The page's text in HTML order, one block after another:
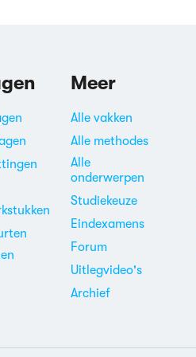
Meer
Alle vakken
Alle methodes
Alle
onderwerpen
Studiekeuze
Eindexamens
Forum
Uitlegvideo's
Archief